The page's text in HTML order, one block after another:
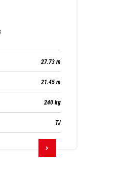
27.73 m
21.45 m
240 kg
TJ